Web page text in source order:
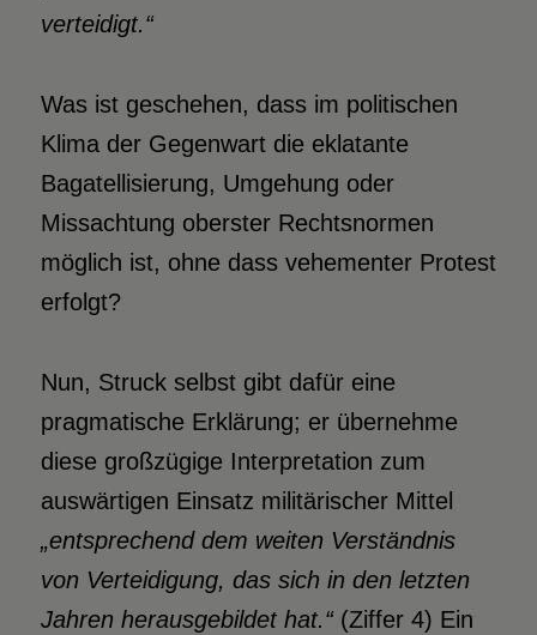
verteidigt.“
Was ist geschehen, dass im politischen
Klima der Gegenwart die eklatante
Bagatellisierung, Umgehung oder
Missachtung oberster Rechtsnormen
möglich ist, ohne dass vehementer Protest
erfolgt?
Nun, Struck selbst gibt dafür eine
pragmatische Erklärung; er übernehme
diese großzügige Interpretation zum
auswärtigen Einsatz militärischer Mittel
„entsprechend dem weiten Verständnis
von Verteidigung, das sich in den letzten
Jahren herausgebildet hat.“(Ziffer 4) Ein